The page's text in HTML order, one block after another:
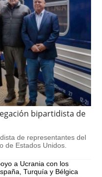
bipartidista de
de representantes del
de Estados Unidos.